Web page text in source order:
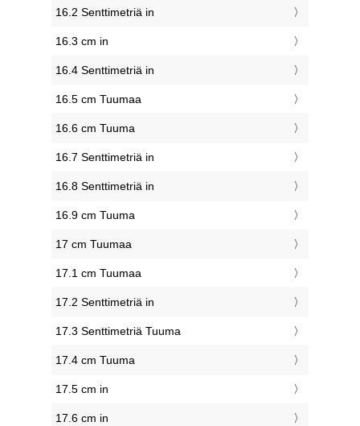
16.2 Senttimetriä in
16.3 cm in
16.4 Senttimetriä in
16.5 cm Tuumaa
16.6 cm Tuuma
16.7 Senttimetriä in
16.8 Senttimetriä in
16.9 cm Tuuma
17 cm Tuumaa
17.1 cm Tuumaa
17.2 Senttimetriä in
17.3 Senttimetriä Tuuma
17.4 cm Tuuma
17.5 cm in
17.6 cm in